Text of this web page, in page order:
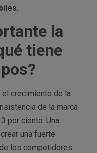
la
tiene
el crecimiento de la
de la marca
por ciento. Una
una fuerte
los competidores.